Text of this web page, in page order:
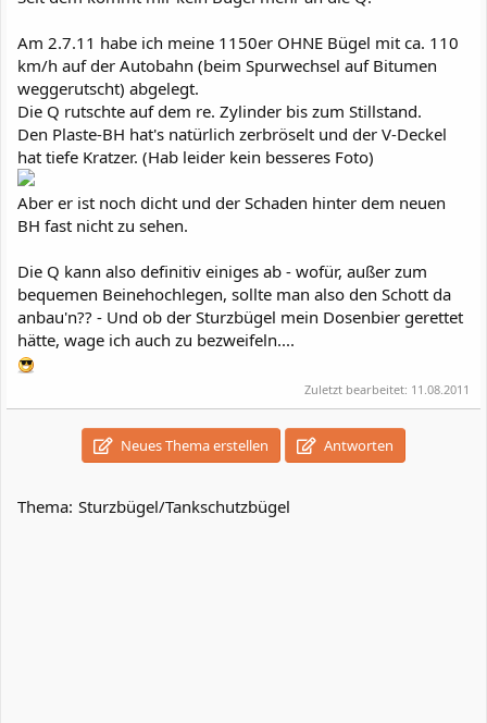
Am 2.7.11 habe ich meine 1150er OHNE Bügel mit ca. 110
km/h auf der Autobahn (beim Spurwechsel auf Bitumen
weggerutscht) abgelegt.
Die Q rutschte auf dem re. Zylinder bis zum Stillstand.
Den Plaste-BH hat's natürlich zerbröselt und der V-Deckel
hat tiefe Kratzer. (Hab leider kein besseres Foto)
Aber er ist noch dicht und der Schaden hinter dem neuen
BH fast nicht zu sehen.
Die Q kann also definitiv einiges ab - wofür, außer zum
bequemen Beinehochlegen, sollte man also den Schott da
anbau'n?? - Und ob der Sturzbügel mein Dosenbier gerettet
hätte, wage ich auch zu bezweifeln....
Zuletzt bearbeitet: 11.08.2011
Neues Thema erstellen Antworten
Thema: Sturzbügel/Tankschutzbügel